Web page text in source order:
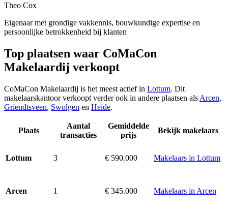
Theo Cox
Eigenaar met grondige vakkennis, bouwkundige expertise en
persoonlijke betrokkenheid bij klanten
Top plaatsen waar CoMaCon
Makelaardij verkoopt
CoMaCon Makelaardij is het meest actief in Lottum. Dit
makelaarskantoor verkoopt verder ook in andere plaatsen als Arcen,
Griendtsveen, Swolgen en Heide.
Plaats
Aantal
transacties
Gemiddelde
prijs
Bekijk makelaars
Lottum 3 € 590.000 Makelaars in Lottum
Arcen 1 € 345.000 Makelaars in Arcen